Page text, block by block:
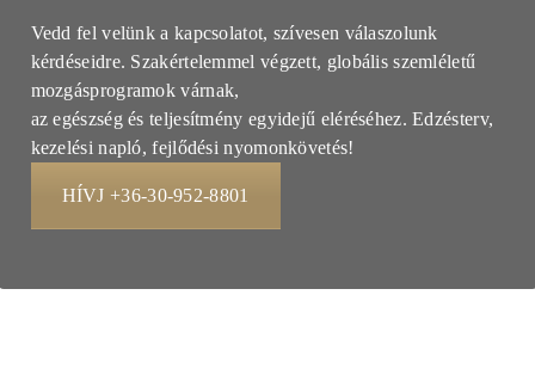
Vedd fel velünk a kapcsolatot, szívesen válaszolunk
kérdéseidre. Szakértelemmel végzett, globális szemléletű
mozgásprogramok várnak,
az egészség és teljesítmény egyidejű eléréséhez. Edzésterv,
kezelési napló, fejlődési nyomonkövetés!
HÍVJ +36-30-952-8801